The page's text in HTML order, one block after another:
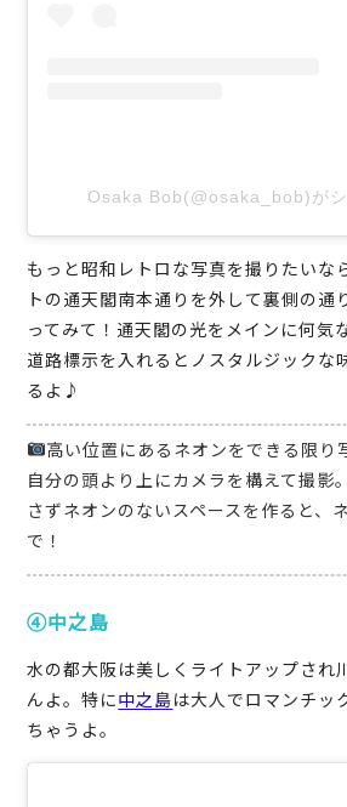
Osaka Bob(@osaka_bob)が
もっと昭和レトロな写真を撮りたいな
トの通天閣南本通りを外して裏側の通
ってみて！通天閣の光をメインに何気
道路標示を入れるとノスタルジックな
るよ♪
高い位置にあるネオンをできる限り
自分の頭より上にカメラを構えて撮影
さずネオンのないスペースを作ると、
で！
④中之島
水の都大阪は美しくライトアップされ
んよ。特に中之島は大人でロマンチッ
ちゃうよ。